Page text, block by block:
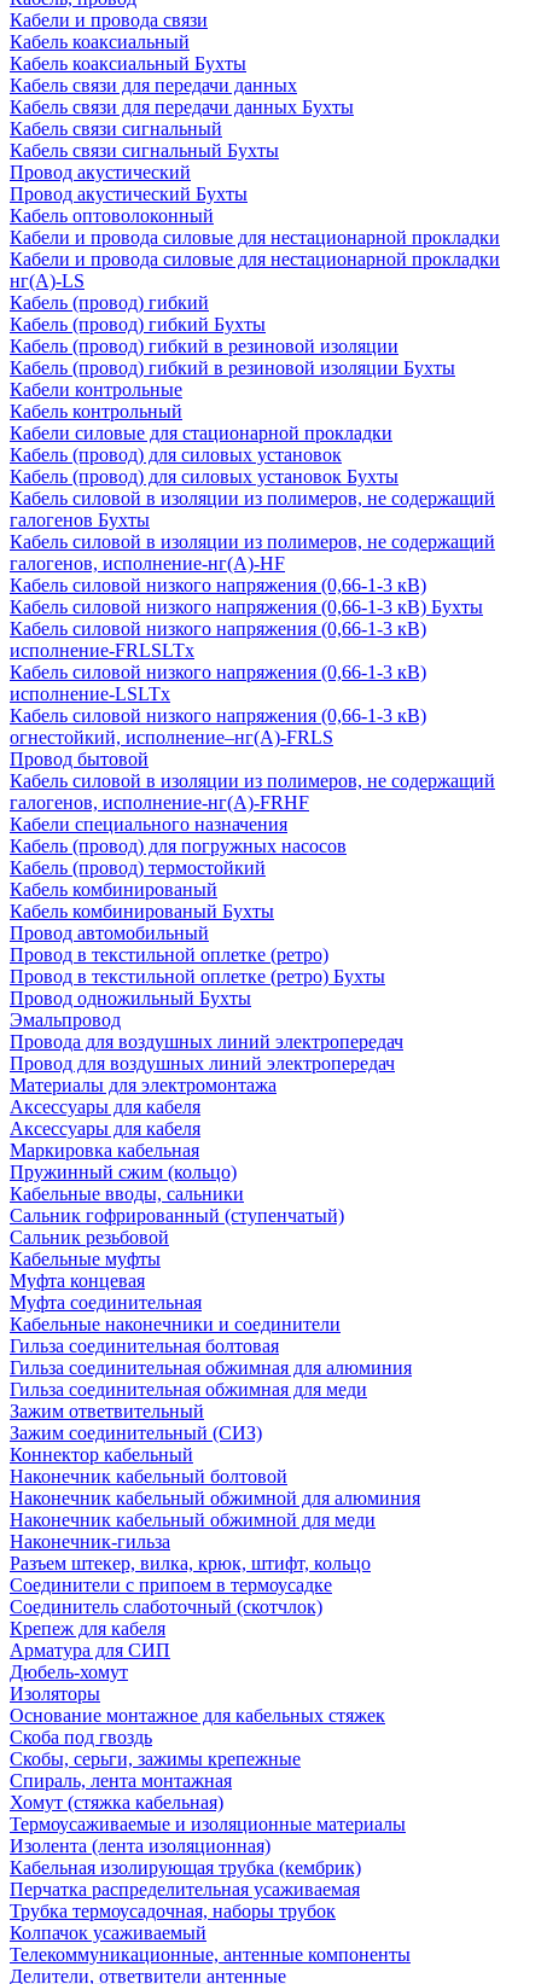
Кабели и провода связи
Кабель коаксиальный
Кабель коаксиальный Бухты
Кабель связи для передачи данных
Кабель связи для передачи данных Бухты
Кабель связи сигнальный
Кабель связи сигнальный Бухты
Провод акустический
Провод акустический Бухты
Кабель оптоволоконный
Кабели и провода силовые для нестационарной прокладки
Кабели и провода силовые для нестационарной прокладки
нг(А)-LS
Кабель (провод) гибкий
Кабель (провод) гибкий Бухты
Кабель (провод) гибкий в резиновой изоляции
Кабель (провод) гибкий в резиновой изоляции Бухты
Кабели контрольные
Кабель контрольный
Кабели силовые для стационарной прокладки
Кабель (провод) для силовых установок
Кабель (провод) для силовых установок Бухты
Кабель силовой в изоляции из полимеров, не содержащий
галогенов Бухты
Кабель силовой в изоляции из полимеров, не содержащий
галогенов, исполнение-нг(А)-HF
Кабель силовой низкого напряжения (0,66-1-3 кВ)
Кабель силовой низкого напряжения (0,66-1-3 кВ) Бухты
Кабель силовой низкого напряжения (0,66-1-3 кВ)
исполнение-FRLSLTx
Кабель силовой низкого напряжения (0,66-1-3 кВ)
исполнение-LSLTx
Кабель силовой низкого напряжения (0,66-1-3 кВ)
огнестойкий, исполнение–нг(А)-FRLS
Провод бытовой
Кабель силовой в изоляции из полимеров, не содержащий
галогенов, исполнение-нг(А)-FRHF
Кабели специального назначения
Кабель (провод) для погружных насосов
Кабель (провод) термостойкий
Кабель комбинированый
Кабель комбинированый Бухты
Провод автомобильный
Провод в текстильной оплетке (ретро)
Провод в текстильной оплетке (ретро) Бухты
Провод одножильный Бухты
Эмальпровод
Провода для воздушных линий электропередач
Провод для воздушных линий электропередач
Материалы для электромонтажа
Аксессуары для кабеля
Аксессуары для кабеля
Маркировка кабельная
Пружинный сжим (кольцо)
Кабельные вводы, сальники
Сальник гофрированный (ступенчатый)
Сальник резьбовой
Кабельные муфты
Муфта концевая
Муфта соединительная
Кабельные наконечники и соединители
Гильза соединительная болтовая
Гильза соединительная обжимная для алюминия
Гильза соединительная обжимная для меди
Зажим ответвительный
Зажим соединительный (СИЗ)
Коннектор кабельный
Наконечник кабельный болтовой
Наконечник кабельный обжимной для алюминия
Наконечник кабельный обжимной для меди
Наконечник-гильза
Разъем штекер, вилка, крюк, штифт, кольцо
Соединители с припоем в термоусадке
Соединитель слаботочный (скотчлок)
Крепеж для кабеля
Арматура для СИП
Дюбель-хомут
Изоляторы
Основание монтажное для кабельных стяжек
Скоба под гвоздь
Скобы, серьги, зажимы крепежные
Спираль, лента монтажная
Хомут (стяжка кабельная)
Термоусаживаемые и изоляционные материалы
Изолента (лента изоляционная)
Кабельная изолирующая трубка (кембрик)
Перчатка распределительная усаживаемая
Трубка термоусадочная, наборы трубок
Колпачок усаживаемый
Телекоммуникационные, антенные компоненты
Делители, ответвители антенные